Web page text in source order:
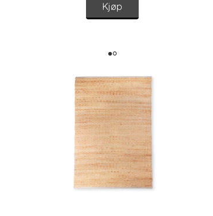
Kjøp